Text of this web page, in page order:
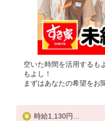
空いた時間を活用するも
もよし！
まずはあなたの希望をお
時給1,130円